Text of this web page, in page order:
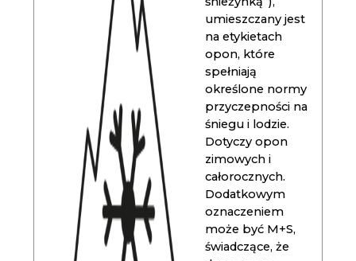
umieszczany jest
na etykietach
opon, które
spełniają
określone normy
przyczepności na
śniegu i lodzie.
Dotyczy opon
zimowych i
całorocznych.
Dodatkowym
oznaczeniem
może być M+S,
świadczące, że